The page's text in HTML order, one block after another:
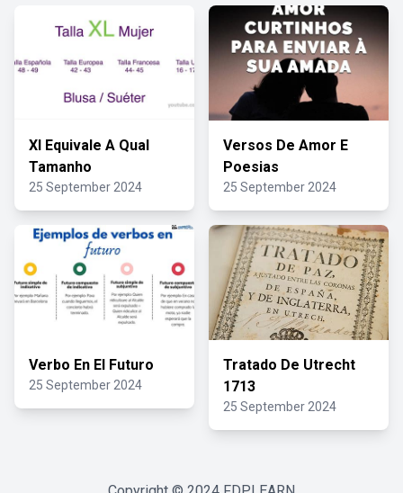
Xl Equivale A Qual
Tamanho
25 September 2024
Versos De Amor E
Poesias
25 September 2024
Verbo En El Futuro
25 September 2024
Tratado De Utrecht
1713
25 September 2024